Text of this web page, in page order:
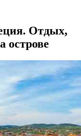
Отдых,
острове